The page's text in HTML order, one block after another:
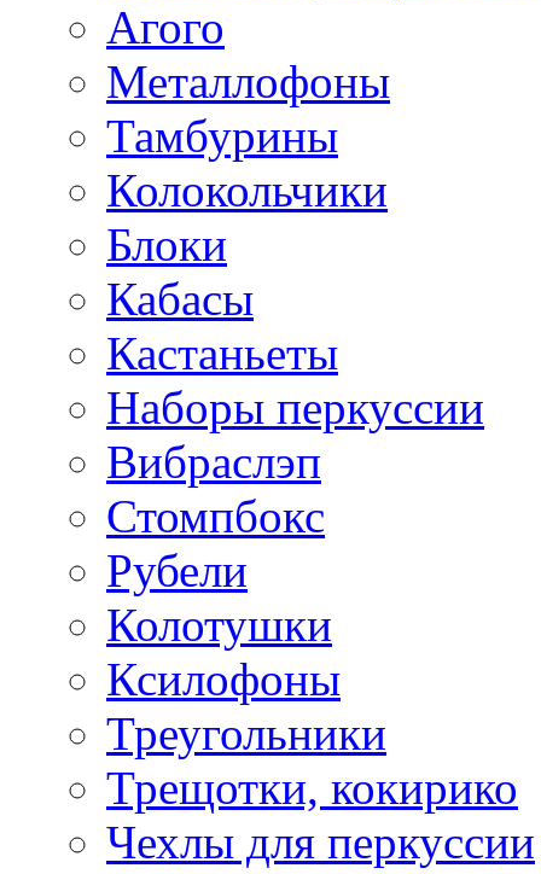
Агого
Металлофоны
Тамбурины
Колокольчики
Блоки
Кабасы
Кастаньеты
Наборы перкуссии
Вибраслэп
Стомпбокс
Рубели
Колотушки
Ксилофоны
Треугольники
Трещотки, кокирико
Чехлы для перкуссии